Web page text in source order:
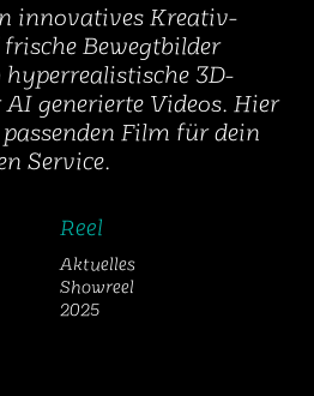
innovatives Kreativ-
Bewegtbilder
3D-
generierte Videos. Hier
Film für dein
Service.
Reel
Aktuelles
Showreel
2025